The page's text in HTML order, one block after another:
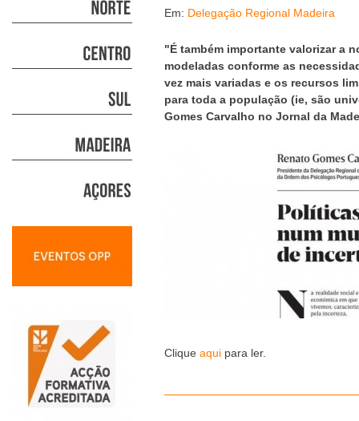
Em: Delegação Regional Madeira
"É também importante valorizar a
modeladas conforme as
vez mais variadas e os recursos
para toda a população (ie, são
Gomes Carvalho no Jornal da
Clique aqui para ler.